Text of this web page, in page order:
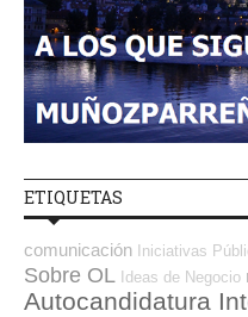
ETIQUETAS
comunicación Iniciativas
Sobre OL Ideas de Negocio
Autocandidatura